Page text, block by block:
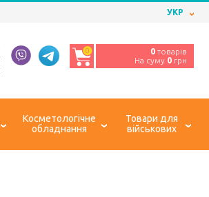
УКР
0 0 товарів
На суму 0 грн
Косметологічне
обладнання
Товари для
військових